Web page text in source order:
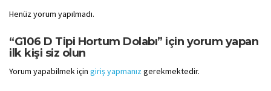
Henüz yorum yapılmadı.
“G106 D Tipi Hortum Dolabı” için yorum yapan
ilk kişi siz olun
Yorum yapabilmek için giriş yapmanız gerekmektedir.